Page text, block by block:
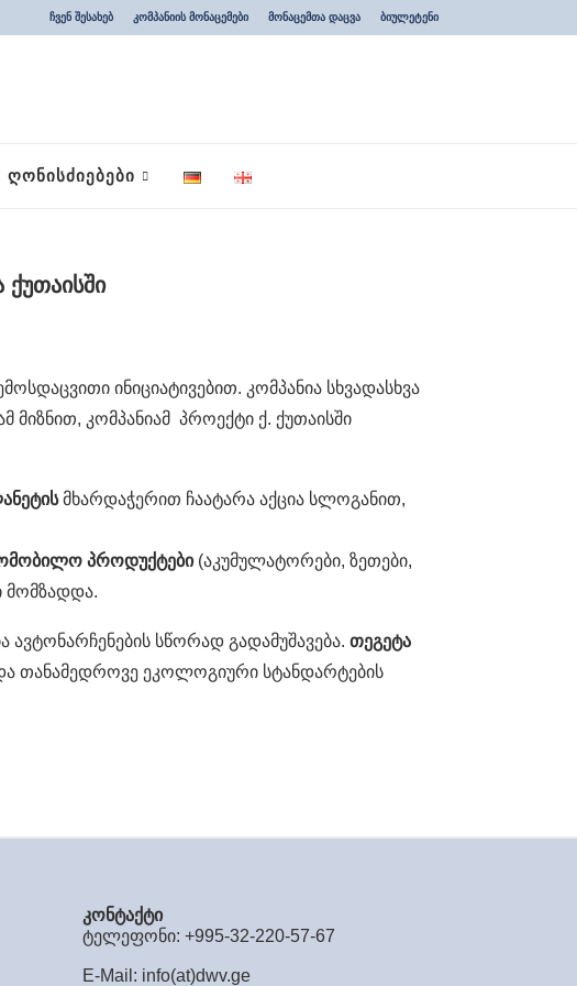
ჩვენ შესახებ კომპანიის მონაცემები მონაცემთა დაცვა ბიულეტენი
ᲦᲝᲜᲘᲡᲫᲘᲔᲑᲔᲑᲘ
ქუთაისში
ინიციატივებით. კომპანია სხვადასხვა
კომპანიამ პროექტი ქ. ქუთაისში
მხარდაჭერით ჩაატარა აქცია სლოგანით,
პროდუქტები(აკუმულატორები, ზეთები,
მომზადდა.
სწორად გადამუშავება. თეგეტა
და თანამედროვე ეკოლოგიური სტანდარტების
კონტაქტი
ტელეფონი: +995-32-220-57-67
E-Mail: info(at)dwv.ge